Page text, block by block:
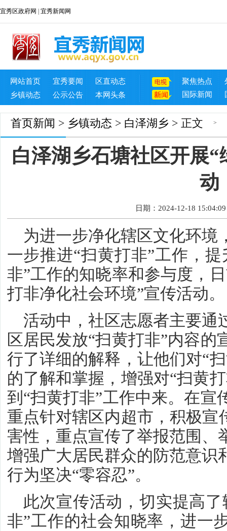
宜秀区政府网 宜秀新闻网
网站首页 宜秀要闻
区直动态
乡镇动态
公示公告 本网头条
聚焦热点
国际新闻
首页 >
新闻 > 乡镇动态 > 白泽湖乡 > 正文
白泽湖乡石塘社区开展
动
日期：2024-12-18 15:04:09
为进一步净化辖区文化环境
一步推进“扫黄打非”工作，
非”工作的知晓率和参与度，
打非净化社会环境”宣传活动。
活动中，社区志愿者主要通
区居民发放“扫黄打非”内容
行了详细的解释，让他们对“
的了解和掌握，增强对“扫黄
到“扫黄打非”工作中来。在宣
重点针对辖区内超市，积极宣
害性，重点宣传了举报范围、
增强广大居民群众的防范意识
行为坚决“零容忍”。
此次宣传活动，切实提高
非”工作的社会知晓率，进一